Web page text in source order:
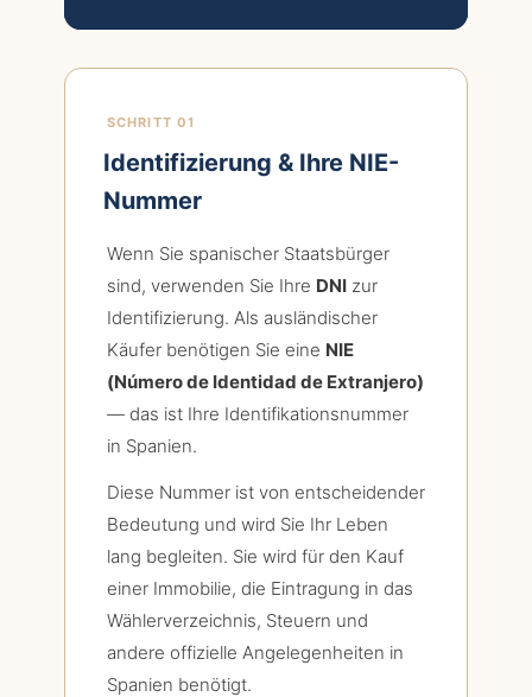
SCHRITT 01
Identifizierung & Ihre NIE-
Nummer
Wenn Sie spanischer Staatsbürger
sind, verwenden Sie Ihre DNI zur
Identifizierung. Als ausländischer
Käufer benötigen Sie eine NIE
(Número de Identidad de Extranjero)
— das ist Ihre Identifikationsnummer
in Spanien.
Diese Nummer ist von entscheidender
Bedeutung und wird Sie Ihr Leben
lang begleiten. Sie wird für den Kauf
einer Immobilie, die Eintragung in das
Wählerverzeichnis, Steuern und
andere offizielle Angelegenheiten in
Spanien benötigt.